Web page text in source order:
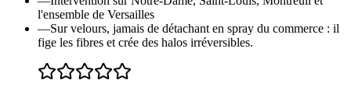
l'ensemble de Versailles
—Sur velours, jamais de détachant en spray du commerce : il
fige les fibres et crée des halos irréversibles.